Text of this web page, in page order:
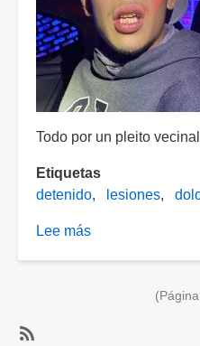
Cereso
Todo por un pleito vecinal
Etiquetas
detenido
lesiones
Lee más